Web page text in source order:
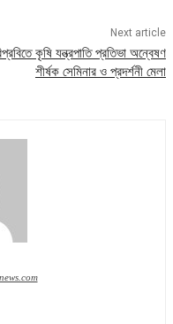
Next article
কৃষি যন্ত্রপাতি প্রতিভা অন্বেষণ
শীর্ষক সেমিনার ও প্রদর্শনী মেলা